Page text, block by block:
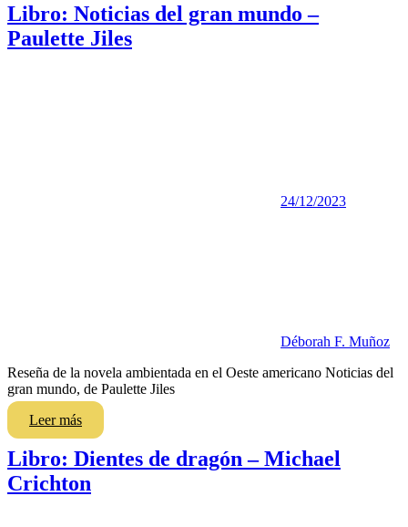
Libro: Noticias del gran mundo –
Paulette Jiles
24/12/2023
Déborah F. Muñoz
Reseña de la novela ambientada en el Oeste americano Noticias del
gran mundo, de Paulette Jiles
Leer más
Libro: Dientes de dragón – Michael
Crichton